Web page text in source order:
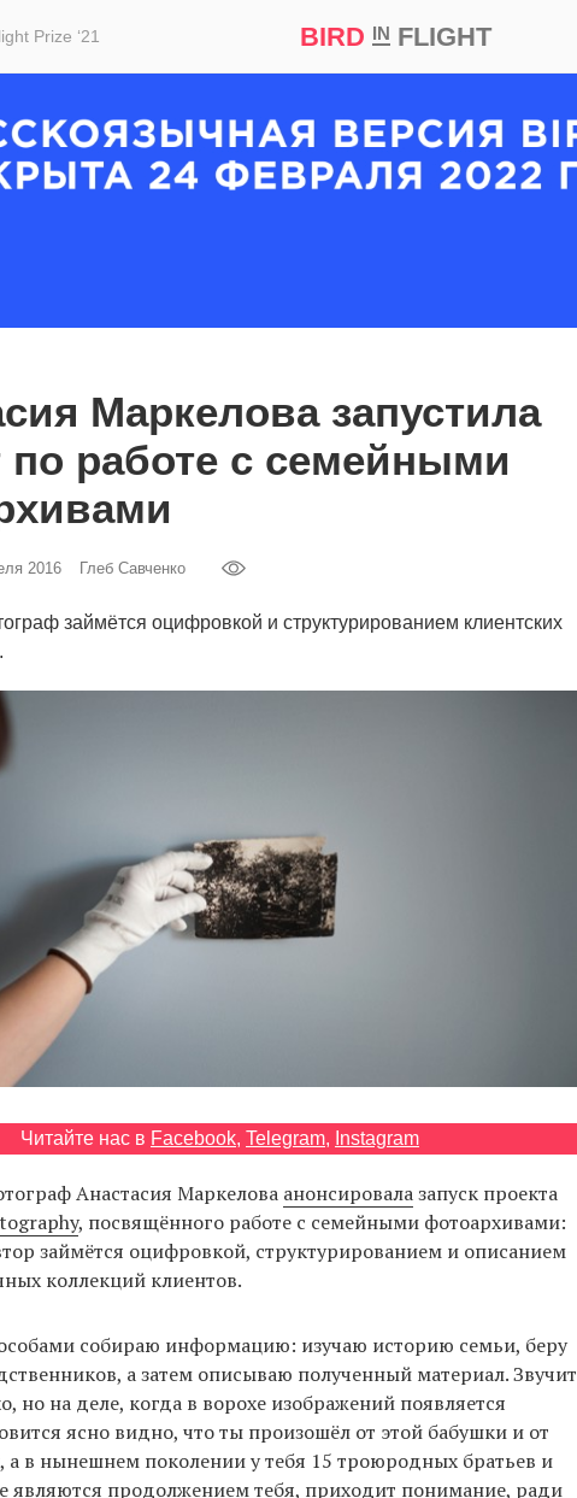
Prize ‘21 BIRD INFLIGHT
Маркелова запустила
по работе с семейными
2016 Глеб Савченко
займётся оцифровкой и структурированием клиентских
Читайте нас в Facebook, Telegram, Instagram
Анастасия Маркелова анонсировалазапуск проекта
, посвящённого работе с семейными фотоархивами:
займётся оцифровкой, структурированием и описанием
коллекций клиентов.
собираю информацию: изучаю историю семьи, беру
а затем описываю полученный материал. Звучит
но на деле, когда в ворохе изображений появляется
ясно видно, что ты произошёл от этой бабушки и от
а в нынешнем поколении у тебя 15 троюродных братьев и
являются продолжением тебя, приходит понимание, ради